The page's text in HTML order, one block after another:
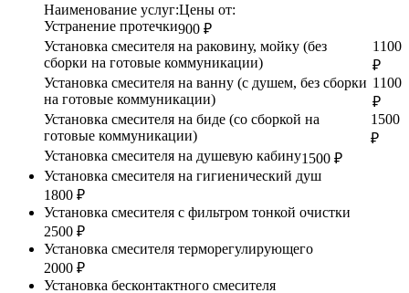
Наименование услуг:Цены от:
Устранение протечки900 ₽
Установка смесителя на раковину, мойку (без
сборки на готовые коммуникации)
1100
₽
Установка смесителя на ванну (с душем, без сборки
на готовые коммуникации)
1100
₽
Установка смесителя на биде (со сборкой на
готовые коммуникации)
1500
₽
Установка смесителя на душевую кабину1500 ₽
Установка смесителя на гигиенический душ
1800 ₽
Установка смесителя с фильтром тонкой очистки
2500 ₽
Установка смесителя терморегулирующего
2000 ₽
Установка бесконтактного смесителя